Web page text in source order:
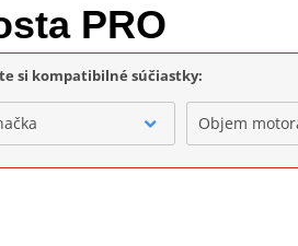
PRO
si kompatibilné súčiastky:
Objem